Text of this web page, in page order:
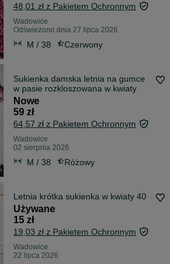
48,01 zł z Pakietem Ochronnym
Wadowice
Odświeżono dnia 27 lipca 2026
M / 38 Czerwony
Sukienka damska letnia na gumce
w pasie rozkloszowana w kwiaty
Nowe
59 zł
64,57 zł z Pakietem Ochronnym
Wadowice
02 sierpnia 2026
M / 38 Różowy
Letnia krótka sukienka w kwiaty 40
Używane
15 zł
19,03 zł z Pakietem Ochronnym
Wadowice
22 lipca 2026